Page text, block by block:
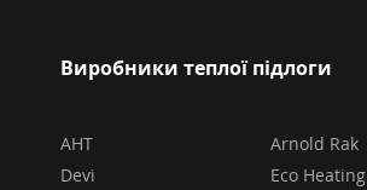
Виробники теплої підлоги
AHT
Arnold Rak
Devi
Eco Heating